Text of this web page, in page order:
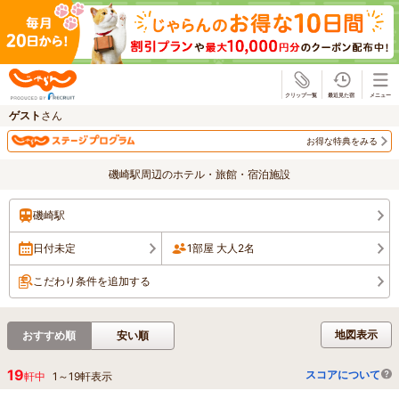
ゲスト さん
お得な特典をみる
磯崎駅周辺のホテル・旅館・宿泊施設
磯崎駅
日付未定 1部屋 大人2名
こだわり条件を追加する
地図表示
おすすめ順 安い順
19軒中 1 ～19軒表示 スコアについて